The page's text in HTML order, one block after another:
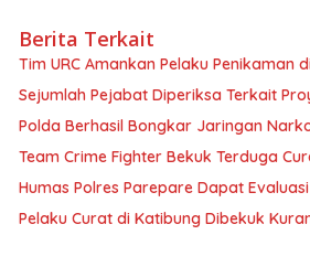
Berita Terkait
Tim URC Amankan Pelaku Penikaman
Sejumlah Pejabat Diperiksa Terkait
Polda Berhasil Bongkar Jaringan
Team Crime Fighter Bekuk Terduga
Humas Polres Parepare Dapat
Pelaku Curat di Katibung Dibekuk